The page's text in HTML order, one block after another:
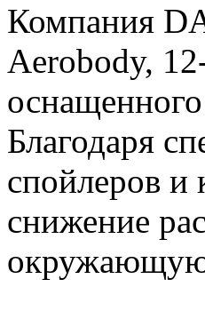
Компания
Aerobody,
Благодаря
спойлеров и
снижение